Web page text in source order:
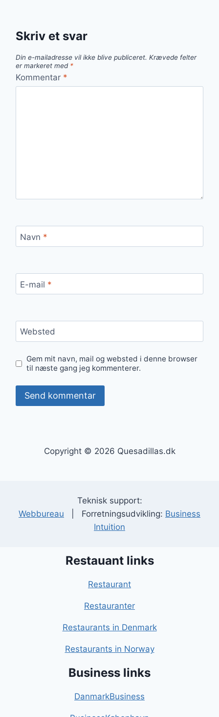
Skriv et svar
Din e-mailadresse vil ikke blive publiceret. Krævede felter
er markeret med *
Kommentar *
Navn *
E-mail *
Websted
Gem mit navn, mail og websted i denne browser
til næste gang jeg kommenterer.
Copyright © 2026 Quesadillas.dk
Teknisk support:
Webbureau | Forretningsudvikling: Business
Intuition
Restauant links
Restaurant
Restauranter
Restaurants in Denmark
Restaurants in Norway
Business links
DanmarkBusiness